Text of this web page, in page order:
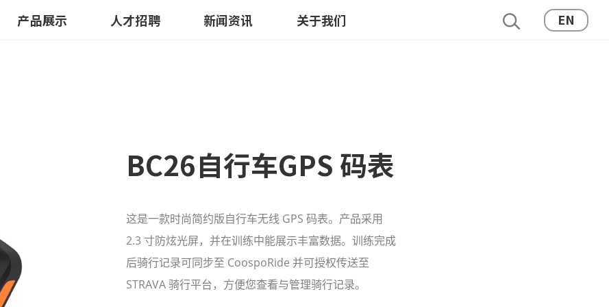
产品展示 人才招聘 新闻资讯 关于我们 EN
BC26自行车GPS 码表
这是一款时尚简约版自行车无线 GPS 码表。产品采用
2.3 寸防炫光屏，并在训练中能展示丰富数据。训练完成
后骑行记录可同步至 CoospoRide 并可授权传送至
STRAVA 骑行平台，方便您查看与管理骑行记录。